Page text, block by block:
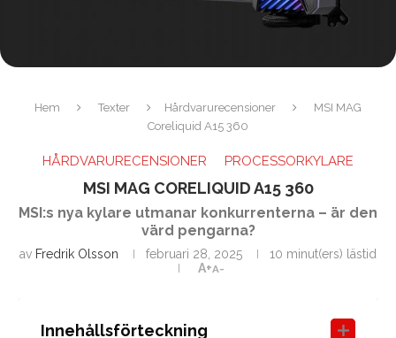
Hem Texter Hårdvarurecensioner
MSI MAG
Coreliquid A15 360
HÅRDVARURECENSIONER PROCESSORKYLARE
MSI MAG CORELIQUID A15 360
MSI:s nya kylare utmanar konkurrenterna – är den
värd pengarna?
av Fredrik Olsson februari 28, 2025
10 minut(ers) lästid
A+A-
Innehållsförteckning